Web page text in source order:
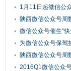
1月11日起微信公
陕西微信公众号周
微信公众号催生“
为微信公众号保驾
陕西微信公众号周
2016Q1微信公众